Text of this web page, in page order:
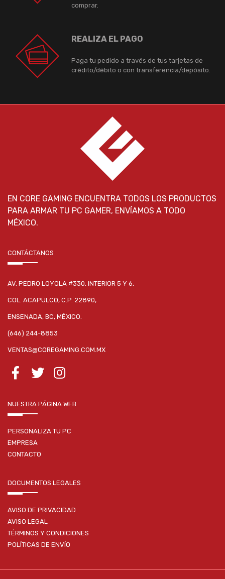
comprar.
REALIZA EL PAGO
Paga tu pedido a través de tus tarjetas de
crédito/débito o con transferencia/depósito.
EN CORE GAMING ENCUENTRA TODOS LOS PRODUCTOS
PARA ARMAR TU PC GAMER, ENVÍAMOS A TODO
MÉXICO.
CONTÁCTANOS
AV. PEDRO LOYOLA #330, INTERIOR 5 Y 6,
COL. ACAPULCO, C.P. 22890,
ENSENADA, BC, MÉXICO.
(646) 244-8853
VENTAS@COREGAMING.COM.MX
NUESTRA PÁGINA WEB
PERSONALIZA TU PC
EMPRESA
CONTACTO
DOCUMENTOS LEGALES
AVISO DE PRIVACIDAD
AVISO LEGAL
TÉRMINOS Y CONDICIONES
POLÍTICAS DE ENVÍO